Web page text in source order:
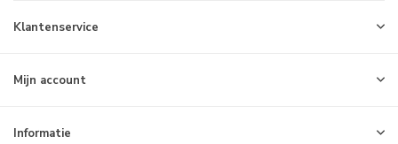
Klantenservice
Mijn account
Informatie